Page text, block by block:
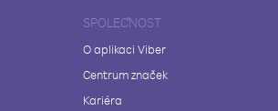
SPOLEČNOST
O aplikaci Viber
Centrum značek
Kariéra